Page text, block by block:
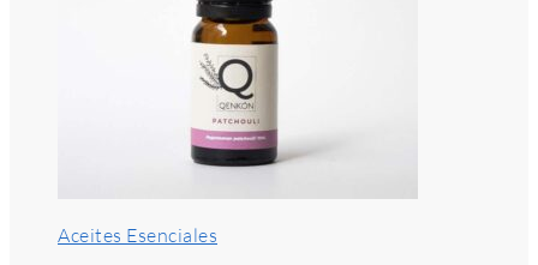
Aceites Esenciales